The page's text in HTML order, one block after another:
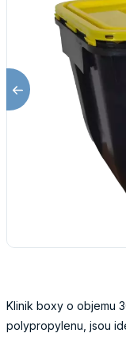
Klinik boxy o objemu
polypropylenu, jsou